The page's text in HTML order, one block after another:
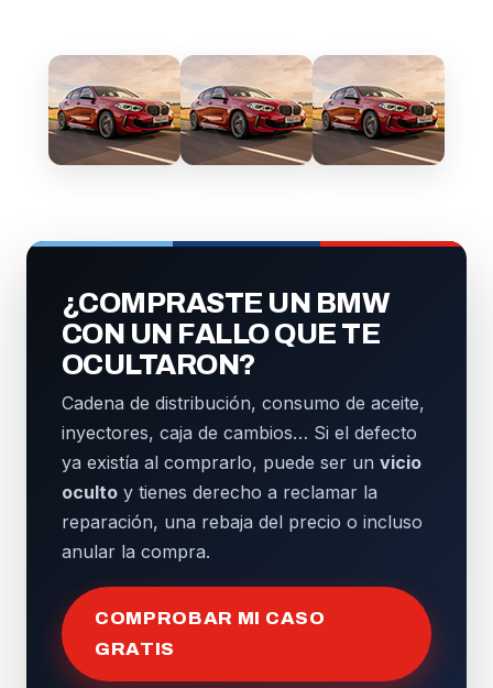
¿COMPRASTE UN BMW
CON UN FALLO QUE TE
OCULTARON?
Cadena de distribución, consumo de aceite,
inyectores, caja de cambios… Si el defecto
ya existía al comprarlo, puede ser un vicio
oculto y tienes derecho a reclamar la
reparación, una rebaja del precio o incluso
anular la compra.
COMPROBAR MI CASO
GRATIS